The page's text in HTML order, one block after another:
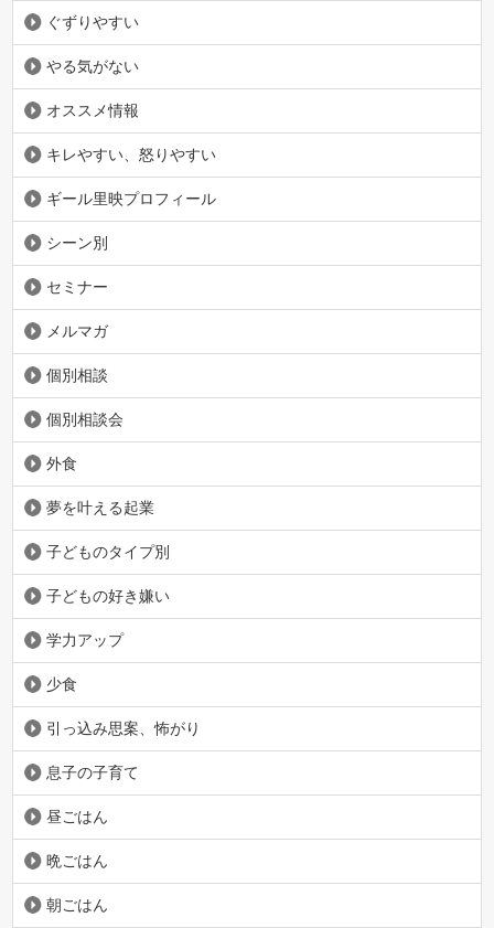
ぐずりやすい
やる気がない
オススメ情報
キレやすい、怒りやすい
ギール里映プロフィール
シーン別
セミナー
メルマガ
個別相談
個別相談会
外食
夢を叶える起業
子どものタイプ別
子どもの好き嫌い
学力アップ
少食
引っ込み思案、怖がり
息子の子育て
昼ごはん
晩ごはん
朝ごはん